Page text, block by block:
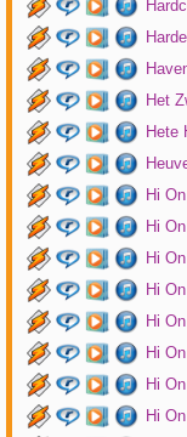
Het
Hete
Hi
Hi
Hi
Hi
Hi
Hi
Hi
Hi